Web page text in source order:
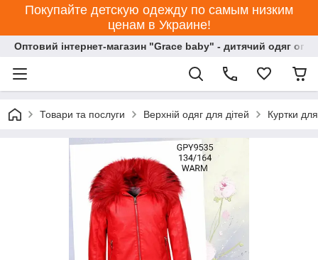
Покупайте детскую одежду по самым низким
ценам в Украине!
Оптовий інтернет-магазин "Grace baby" - дитячий одяг
Товари та послуги Верхній одяг для дітей Куртки для